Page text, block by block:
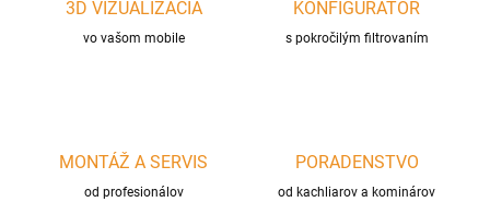
3D VIZUALIZÁCIA
vo vašom mobile
KONFIGURÁTOR
s pokročilým filtrovaním
MONTÁŽ A SERVIS
od profesionálov
PORADENSTVO
od kachliarov a kominárov